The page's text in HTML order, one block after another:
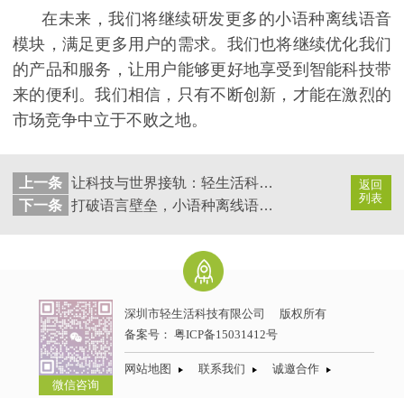
在未来，我们将继续研发更多的小语种离线语音
模块，满足更多用户的需求。我们也将继续优化我们
的产品和服务，让用户能够更好地享受到智能科技带
来的便利。我们相信，只有不断创新，才能在激烈的
市场竞争中立于不败之地。
返回
列表
上一条
让科技与世界接轨：轻生活科技小语种离线语音模块
下一条
打破语言壁垒，小语种离线语音模块助力全球产品成功出海
微信咨询
深圳市轻生活科技有限公司
版权所有
备案号：粤ICP备15031412号
网站地图 联系我们 诚邀合作